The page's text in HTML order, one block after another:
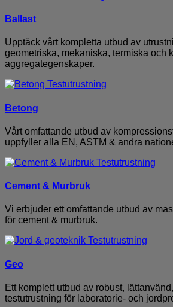
Ballast
Upptäck vårt kompletta utbud av
geometriska, mekaniska, termiska och
aggregategenskaper.
Betong
Vårt omfattande utbud av
uppfyller alla EN, ASTM & andra
Cement & Murbruk
Vi erbjuder ett omfattande utbud av
för cement & murbruk.
Geo
Ett komplett utbud av robust,
testutrustning för laboratorie- och